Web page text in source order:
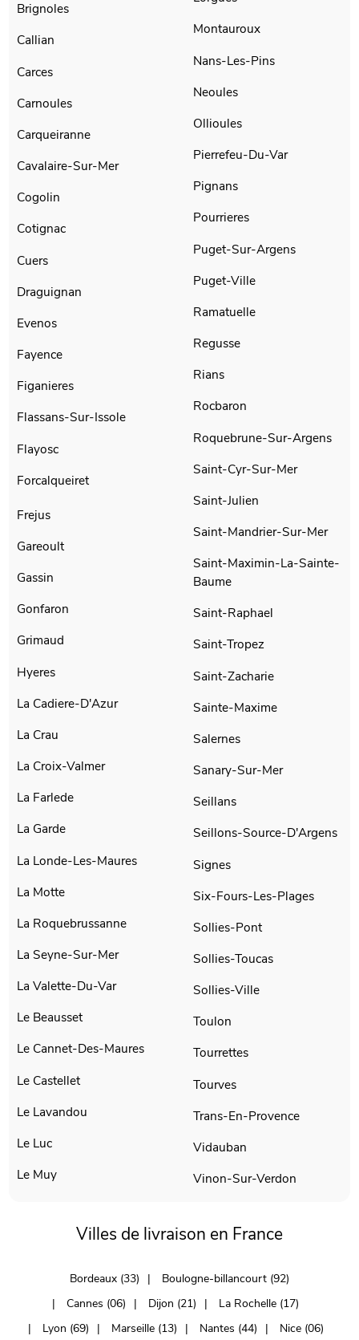
Brignoles
Callian
Carces
Carnoules
Carqueiranne
Cavalaire-Sur-Mer
Cogolin
Cotignac
Cuers
Draguignan
Evenos
Fayence
Figanieres
Flassans-Sur-Issole
Flayosc
Forcalqueiret
Frejus
Gareoult
Gassin
Gonfaron
Grimaud
Hyeres
La Cadiere-D'Azur
La Crau
La Croix-Valmer
La Farlede
La Garde
La Londe-Les-Maures
La Motte
La Roquebrussanne
La Seyne-Sur-Mer
La Valette-Du-Var
Le Beausset
Le Cannet-Des-Maures
Le Castellet
Le Lavandou
Le Luc
Le Muy
Montauroux
Nans-Les-Pins
Neoules
Ollioules
Pierrefeu-Du-Var
Pignans
Pourrieres
Puget-Sur-Argens
Puget-Ville
Ramatuelle
Regusse
Rians
Rocbaron
Roquebrune-Sur-Argens
Saint-Cyr-Sur-Mer
Saint-Julien
Saint-Mandrier-Sur-Mer
Saint-Maximin-La-Sainte-
Baume
Saint-Raphael
Saint-Tropez
Saint-Zacharie
Sainte-Maxime
Salernes
Sanary-Sur-Mer
Seillans
Seillons-Source-D'Argens
Signes
Six-Fours-Les-Plages
Sollies-Pont
Sollies-Toucas
Sollies-Ville
Toulon
Tourrettes
Tourves
Trans-En-Provence
Vidauban
Vinon-Sur-Verdon
Villes de livraison en France
Bordeaux (33)
Boulogne-billancourt (92)
Cannes (06)
Dijon (21)
La Rochelle (17)
Lyon (69)
Marseille (13) Nantes (44)
Nice (06)